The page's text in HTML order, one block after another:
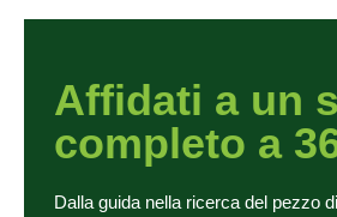
Affidati a un
completo a
Dalla guida nella ricerca del pezzo